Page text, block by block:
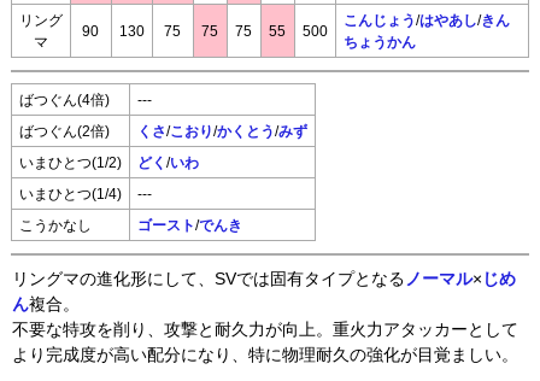
リング
マ
90 130 75 75 75 55 500
こんじょう/はやあし/きん
ちょうかん
ばつぐん(4倍) ---
ばつぐん(2倍) くさ/こおり/かくとう/みず
いまひとつ(1/2) どく /いわ
いまひとつ(1/4) ---
こうかなし ゴースト/でんき
リングマの進化形にして、SVでは固有タイプとなる ノーマル× じめ
ん複合。
不要な特攻を削り、攻撃と耐久力が向上。重火力アタッカーとして
より完成度が高い配分になり、特に物理耐久の強化が目覚ましい。